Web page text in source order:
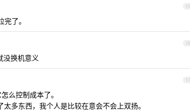
15
了。
16
没换机意义
17
么控制成本了。
多东西，我个人是比较在意会不会上双扬。